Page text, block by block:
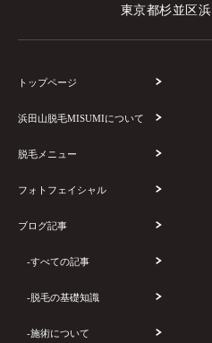
東京都杉並区
トップページ
浜田山脱毛MISUMIについて
脱毛メニュー
フォトフェイシャル
ブログ記事
-すべての記事
-脱毛の基礎知識
-施術について